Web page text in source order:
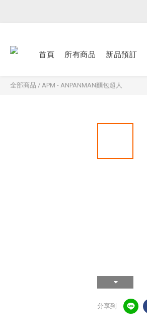
首頁 所有商品 新品預訂
全部商品 / APM - ANPANMAN麵包超人
分享到